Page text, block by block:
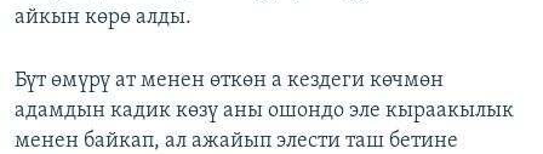
айкын көрө алды.
Бүт өмүрү ат менен өткөн а кездеги көчмөн
адамдын кадик көзү аны ошондо эле кыраакылык
менен байкап, ал ажайып элести таш бетине